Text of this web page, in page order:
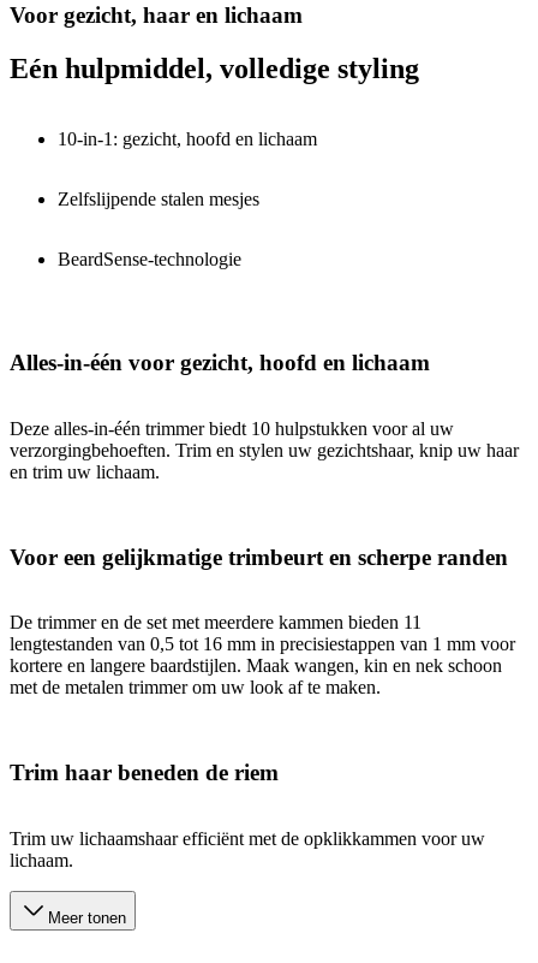
Voor gezicht, haar en lichaam
Eén hulpmiddel, volledige styling
10-in-1: gezicht, hoofd en lichaam
Zelfslijpende stalen mesjes
BeardSense-technologie
Alles-in-één voor gezicht, hoofd en lichaam
Deze alles-in-één trimmer biedt 10 hulpstukken voor al uw
verzorgingbehoeften. Trim en stylen uw gezichtshaar, knip uw haar
en trim uw lichaam.
Voor een gelijkmatige trimbeurt en scherpe randen
De trimmer en de set met meerdere kammen bieden 11
lengtestanden van 0,5 tot 16 mm in precisiestappen van 1 mm voor
kortere en langere baardstijlen. Maak wangen, kin en nek schoon
met de metalen trimmer om uw look af te maken.
Trim haar beneden de riem
Trim uw lichaamshaar efficiënt met de opklikkammen voor uw
lichaam.
Meer tonen